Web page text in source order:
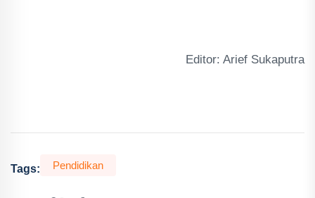
Editor: Arief Sukaputra
Tags: Pendidikan